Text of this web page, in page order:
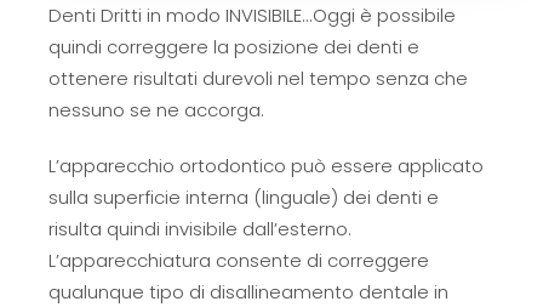
Denti Dritti in modo INVISIBILE...Oggi è possibile
quindi correggere la posizione dei denti e
ottenere risultati durevoli nel tempo senza che
nessuno se ne accorga.
L’apparecchio ortodontico può essere applicato
sulla superficie interna (linguale) dei denti e
risulta quindi invisibile dall’esterno.
L’apparecchiatura consente di correggere
qualunque tipo di disallineamento dentale in